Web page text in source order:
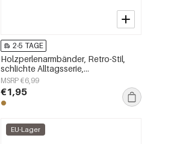
2-5 TAGE
Holzperlenarmbänder, Retro-Stil,
schlichte Alltagsserie,
Damenschmuck
MSRP €6,99
€1,95
EU-Lager